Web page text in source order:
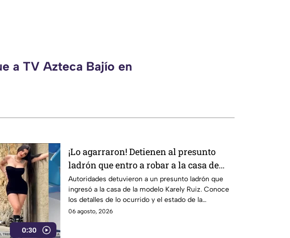
a TV Azteca Bajío en
0:30
¡Lo agarraron! Detienen al presunto
ladrón que entro a robar a la casa de
Karely Ruiz miles de pesos
Autoridades detuvieron a un presunto ladrón que
ingresó a la casa de la modelo Karely Ruiz. Conoce
los detalles de lo ocurrido y el estado de la
influencer.
06 agosto, 2026